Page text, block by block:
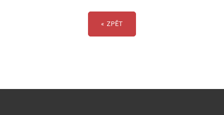
« ZPĚT